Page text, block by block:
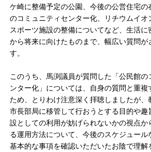
ケ崎に整備予定の公園、今後の公営住宅の
のコミュニティセンター化、リチウムイオ
スポーツ施設の整備についてなど、生活に
から将来に向けたものまで、幅広い質問が
す。
このうち、馬渕議員が質問した「公民館の
ンター化」については、自身の質問と重複
ため、とりわけ注意深く拝聴しましたが、
市長部局に移管して行おうとする目的や趣
設としての利用が妨げられないかの視点か
る運用方法について、今後のスケジュール
基本的な事項を確認いただいたお陰で理解